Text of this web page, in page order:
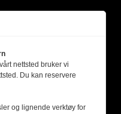
nettsted bruker vi
Du kan reservere
og lignende verktøy for